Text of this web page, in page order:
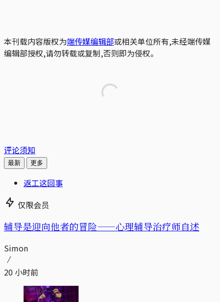
本刊载内容版权为端传媒编辑部或相关单位所有,未经端传媒
编辑部授权,请勿转载或复制,否则即为侵权。
评论须知
最新 更多
返工这回事
仅限会员
辅导是迎向他者的冒险——心理辅导治疗师自述
Simon
20 小时前